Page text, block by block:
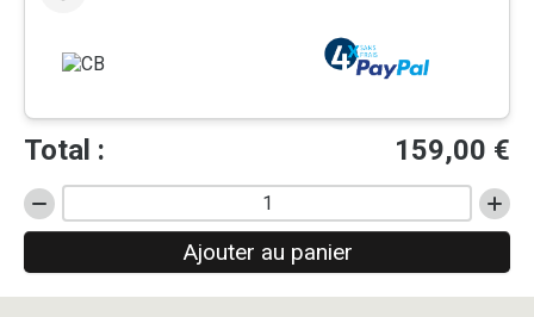
Total : 159,00 €
quantité
de
Motocross
Ajouter au panier